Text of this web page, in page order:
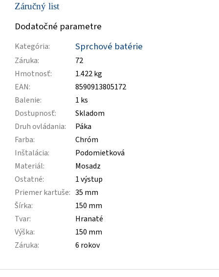
Záručný list
Dodatočné parametre
Kategória: Sprchové batérie
Záruka:
72
Hmotnosť:
1.422 kg
EAN:
8590913805172
Balenie:
1 ks
Dostupnosť:
Skladom
Druh ovládania:
Páka
Farba:
Chróm
Inštalácia:
Podomietková
Materiál:
Mosadz
Ostatné:
1 výstup
Priemer kartuše: 35 mm
Šírka:
150 mm
Tvar:
Hranaté
Výška:
150 mm
Záruka: 6 rokov